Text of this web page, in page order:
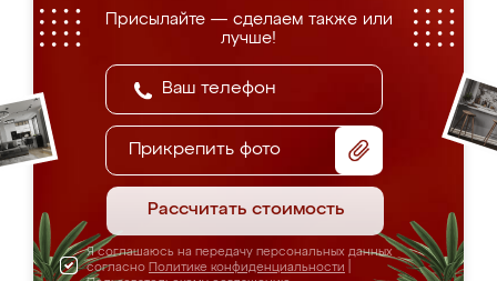
Присылайте — сделаем также или
лучше!
Прикрепить фото
Рассчитать стоимость
Я соглашаюсь на передачу персональных данных
согласно Политике конфиденциальности